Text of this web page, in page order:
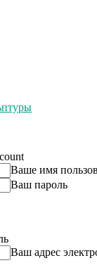
Ваше имя
Ваш пароль
Ваш адрес